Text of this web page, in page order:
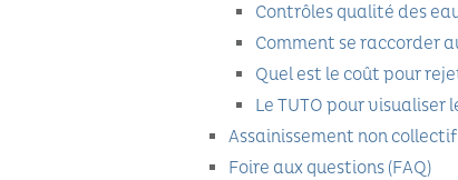
Contrôles qualité des
Comment se raccorder
Quel est le coût pour
Le TUTO pour
Assainissement non collectif
Foire aux questions (FAQ)